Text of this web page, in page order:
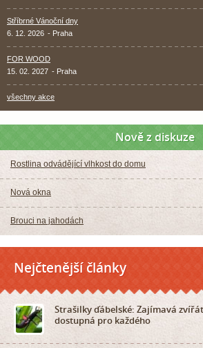
Stříbrné Vánoční dny
6. 12. 2026 - Praha
FOR WOOD
15. 02. 2027 - Praha
všechny akce
Nově z diskuze
Rostlina odvádějící vlhkost do domu
Nová okna
Brouci na jahodách
Nejčtenější články
Strašilky ďábelské: Zajímavá
dostupná pro každého